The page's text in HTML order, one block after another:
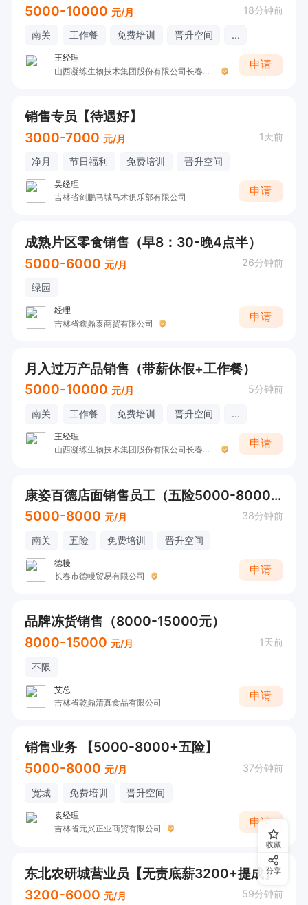
5000-10000 元/月 18分钟前
南关 工作餐 免费培训 晋升空间 ...
王经理
山西凝练生物技术集团股份有限公司长春运营中心
申请
销售专员【待遇好】
3000-7000 元/月 1天前
净月 节日福利 免费培训 晋升空间
吴经理
吉林省剑鹏马城马术俱乐部有限公司
申请
成熟片区零食销售（早8：30-晚4点半）
5000-6000 元/月 26分钟前
绿园
经理
吉林省鑫鼎泰商贸有限公司
申请
月入过万产品销售（带薪休假+工作餐）
5000-10000 元/月 5分钟前
南关 工作餐 免费培训 晋升空间 ...
王经理
山西凝练生物技术集团股份有限公司长春运营中心
申请
康姿百德店面销售员工（五险5000-8000元）
5000-8000 元/月 38分钟前
南关 五险 免费培训 晋升空间
德幔
长春市德幔贸易有限公司
申请
品牌冻货销售（8000-15000元）
8000-15000 元/月 1天前
不限
艾总
吉林省乾鼎清真食品有限公司
申请
销售业务 【5000-8000+五险】
5000-8000 元/月 37分钟前
宽城 免费培训 晋升空间
袁经理
吉林省元兴正业商贸有限公司
申请
东北农研城营业员【无责底薪3200+提成】
3200-6000 元/月 59分钟前
收藏
分享